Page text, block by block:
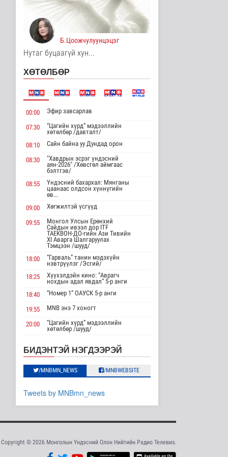
8 цаг 39 минутын өмнө
Хирошимад иргэд
Японы зэвсгийн
экспортын бодлогы..
Дэлхийд
8 цаг 51 минутын өмнө
Трамп Ирантай
шинэ гарц эрэлх..
Европ даяар хэт халалт
эрчимжиж байна
Дэлхийд
8 цаг 8 минутын өмнө
Голууд үертэй байна
Байгаль орчин
8 цаг 25 минутын өмнө
Нийслэлд 107 ШТС-аар
АИ 92 автобензин
түгээж байна
Улс төр
9 цаг 32 минутын өмнө
Олон улсын туршлага
судлах сургалт,
9 цаг 59 минутын өмнө
АНУ-тай хийж буй
худалдааны..
Дэлхийд
9 цаг 12 минутын өмнө
Мета компанид 567 сая
Дэлхийд
Б.Цоожчулуунцэцэг
Нутаг буцаагүй хун...
ХӨТӨЛБӨР
00:00 Эфир завсарлав
07:30
“Цагийн хүрд” мэдээллийн
хөтөлбөр /давталт/
08:10
Сайн байна уу Дундад орон
08:30
"Хавдрын эсрэг үндэсний
аян-2026" /Хөвсгөл аймгаас
бэлтгэв/
08:55
Үндэсний бахархал: Мянганы
цаанаас олдсон хүннүгийн
өв...
09:00
Хөгжилтэй үсгүүд
09:55
Монгол Улсын Ерөнхий
Сайдын ивээл дор ITF
ТАЕКВОН-ДО-гийн Ази Тивийн
XI Аварга Шалгаруулах
Тэмцээн /шууд/
18:00
“Гарваль” танин мэдэхүйн
нэвтрүүлэг /Эсгий/
18:25
Хүүхэлдэйн кино: “Аврагч
нохдын адал явдал” 5-р анги
18:40
“Номер 1” ОАУСК 5-р анги
19:55 MNB энэ 7 хоногт
20:00
“Цагийн хүрд” мэдээллийн
хөтөлбөр /шууд/
20:45 Хөндөх сэдэв: Эмийн чанар
21:15 100% уралдаант, танин
мэдэхүйн нэвтрүүлэг S2 #9
22:15
23:30
БИДЭНТЭЙ НЭГДЭЭРЭЙ
/MNBMN_NEWS /MNBWEBSITE
Tweets by MNBmn_news
Copyright © 2026 Монголын Үндэсний Олон Нийтийн Радио Телевиз.